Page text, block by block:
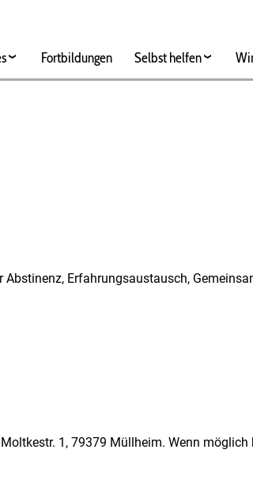
Fortbildungen Selbst helfen
Erfahrungsaustausch,
1, 79379 Müllheim. Wenn möglich